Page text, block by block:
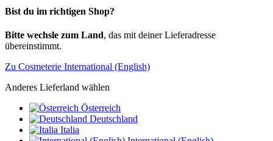
Bist du im richtigen Shop?
Bitte wechsle zum Land, das mit deiner Lieferadresse
übereinstimmt.
Zu Cosmeterie International (English)
Anderes Lieferland wählen
Österreich
Deutschland
Italia